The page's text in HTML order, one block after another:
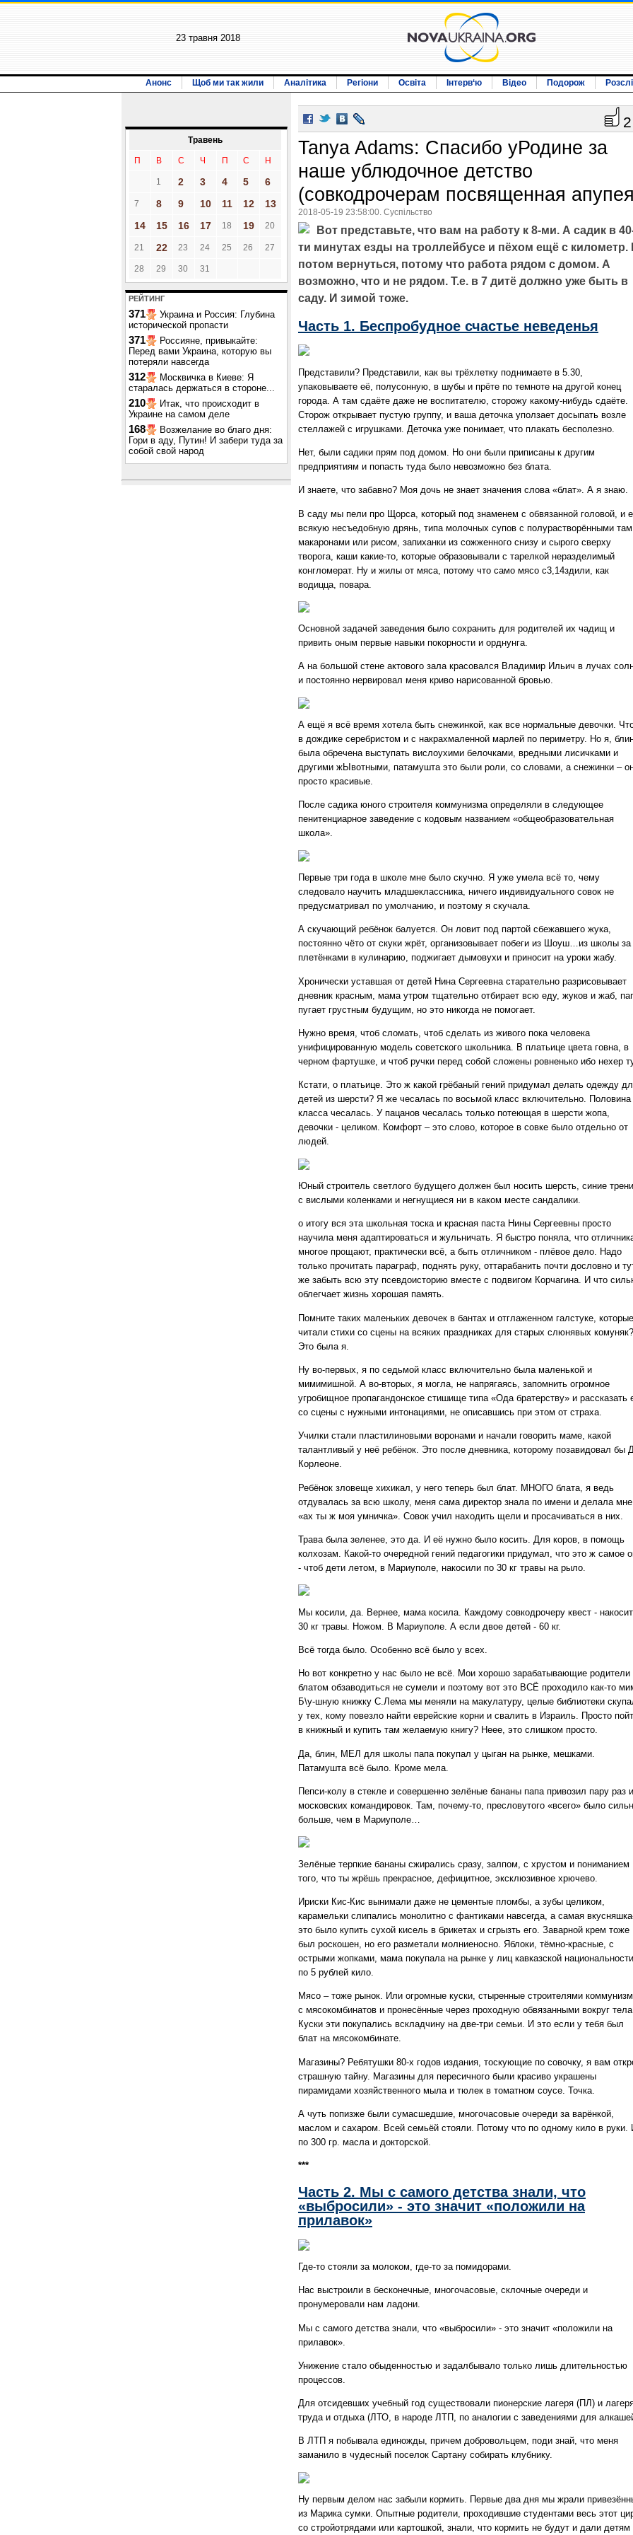
23 травня 2018
Анонс Щоб ми так жили Аналітика Регіони Освіта Інтерв‘ю Відео Подорож
Травень
П В С Ч П С Н
1 2 3 4 5 6
7 8 9 10 11 12
13
14
15 16 17 18 19 20
21 22 23 24 25 26 27
28 29 30 31
РЕЙТИНГ
371
Украина и Россия: Глубина
исторической пропасти
371
Россияне, привыкайте:
Перед вами Украина, которую вы
потеряли навсегда
312
Москвичка в Киеве: Я
старалась держаться в стороне...
210
Итак, что происходит в
Украине на самом деле
168
Возжелание во благо дня:
Гори в аду, Путин! И забери туда за
собой свой народ
2
Tanya Adams: Спасибо уРодине за
наше ублюдочное детство
(совкодрочерам посвященная
2018-05-19 23:58:00. Суспільство
Вот представьте, что вам на работу к 8-ми. А садик в
ти минутах езды на троллейбусе и пёхом ещё с километр.
потом вернуться, потому что работа рядом с домом. А
возможно, что и не рядом. Т.е. в 7 дитё должно уже быть в
саду. И зимой тоже.
Часть 1. Беспробудное счастье неведенья
Представили? Представили, как вы трёхлетку поднимаете в 5.30,
упаковываете её, полусонную, в шубы и прёте по темноте на другой конец
города. А там сдаёте даже не воспитателю, сторожу какому-нибудь сдаёте.
Сторож открывает пустую группу, и ваша деточка уползает досыпать возле
стеллажей с игрушками. Деточка уже понимает, что плакать бесполезно.
Нет, были садики прям под домом. Но они были приписаны к другим
предприятиям и попасть туда было невозможно без блата.
И знаете, что забавно? Моя дочь не знает значения слова «блат». А я знаю.
В саду мы пели про Щорса, который под знаменем с обвязанной головой, и
всякую несъедобную дрянь, типа молочных супов с полурастворёнными там
макаронами или рисом, запиханки из сожженного снизу и сырого сверху
творога, каши какие-то, которые образовывали с тарелкой неразделимый
конгломерат. Ну и жилы от мяса, потому что само мясо с3,14здили, как
водицца, повара.
Основной задачей заведения было сохранить для родителей их чадищ и
привить оным первые навыки покорности и орднунга.
А на большой стене актового зала красовался Владимир Ильич в лучах
и постоянно нервировал меня криво нарисованной бровью.
А ещё я всё время хотела быть снежинкой, как все нормальные девочки.
в дождике серебристом и с накрахмаленной марлей по периметру. Но я,
была обречена выступать вислоухими белочками, вредными лисичками и
другими жЫвотными, патамушта это были роли, со словами, а снежинки –
просто красивые.
После садика юного строителя коммунизма определяли в следующее
пенитенциарное заведение с кодовым названием «общеобразовательная
школа».
Первые три года в школе мне было скучно. Я уже умела всё то, чему
следовало научить младшеклассника, ничего индивидуального совок не
предусматривал по умолчанию, и поэтому я скучала.
А скучающий ребёнок балуется. Он ловит под партой сбежавшего жука,
постоянно чёто от скуки жрёт, организовывает побеги из Шоуш…из школы за
плетёнками в кулинарию, поджигает дымовухи и приносит на уроки жабу.
Хронически уставшая от детей Нина Сергеевна старательно разрисовывает
дневник красным, мама утром тщательно отбирает всю еду, жуков и жаб,
пугает грустным будущим, но это никогда не помогает.
Нужно время, чтоб сломать, чтоб сделать из живого пока человека
унифицированную модель советского школьника. В платьице цвета говна, в
черном фартушке, и чтоб ручки перед собой сложены ровненько ибо нехер
Кстати, о платьице. Это ж какой грёбаный гений придумал делать одежду
детей из шерсти? Я же чесалась по восьмой класс включительно. Половина
класса чесалась. У пацанов чесалась только потеющая в шерсти жопа,
девочки - целиком. Комфорт – это слово, которое в совке было отдельно от
людей.
Юный строитель светлого будущего должен был носить шерсть, синие
с вислыми коленками и негнущиеся ни в каком месте сандалики.
о итогу вся эта школьная тоска и красная паста Нины Сергеевны просто
научила меня адаптироваться и жульничать. Я быстро поняла, что
многое прощают, практически всё, а быть отличником - плёвое дело. Надо
только прочитать параграф, поднять руку, оттарабанить почти дословно и
же забыть всю эту псевдоисторию вместе с подвигом Корчагина. И что
облегчает жизнь хорошая память.
Помните таких маленьких девочек в бантах и отглаженном галстуке, которые
читали стихи со сцены на всяких праздниках для старых слюнявых комуняк?
Это была я.
Ну во-первых, я по седьмой класс включительно была маленькой и
мимимишной. А во-вторых, я могла, не напрягаясь, запомнить огромное
угробищное пропагандонское стишище типа «Ода братерству» и рассказать
со сцены с нужными интонациями, не описавшись при этом от страха.
Училки стали пластилиновыми воронами и начали говорить маме, какой
талантливый у неё ребёнок. Это после дневника, которому позавидовал бы
Корлеоне.
Ребёнок зловеще хихикал, у него теперь был блат. МНОГО блата, я ведь
отдувалась за всю школу, меня сама директор знала по имени и делала мне
«ах ты ж моя умничка». Совок учил находить щели и просачиваться в них.
Трава была зеленее, это да. И её нужно было косить. Для коров, в помощь
колхозам. Какой-то очередной гений педагогики придумал, что это ж самое
- чтоб дети летом, в Мариуполе, накосили по 30 кг травы на рыло.
Мы косили, да. Вернее, мама косила. Каждому совкодрочеру квест -
30 кг травы. Ножом. В Мариуполе. А если двое детей - 60 кг.
Всё тогда было. Особенно всё было у всех.
Но вот конкретно у нас было не всё. Мои хорошо зарабатывающие родители
блатом обзаводиться не сумели и поэтому вот это ВСЁ проходило как-то
Б\у-шную книжку С.Лема мы меняли на макулатуру, целые библиотеки
у тех, кому повезло найти еврейские корни и свалить в Израиль. Просто
в книжный и купить там желаемую книгу? Неее, это слишком просто.
Да, блин, МЕЛ для школы папа покупал у цыган на рынке, мешками.
Патамушта всё было. Кроме мела.
Пепси-колу в стекле и совершенно зелёные бананы папа привозил пару раз
московских командировок. Там, почему-то, пресловутого «всего» было
больше, чем в Мариуполе…
Зелёные терпкие бананы сжирались сразу, залпом, с хрустом и пониманием
того, что ты жрёшь прекрасное, дефицитное, эксклюзивное хрючево.
Ириски Кис-Кис вынимали даже не цементые пломбы, а зубы целиком,
карамельки слипались монолитно с фантиками навсегда, а самая
это было купить сухой кисель в брикетах и сгрызть его. Заварной крем тоже
был роскошен, но его разметали молниеносно. Яблоки, тёмно-красные, с
острыми жопками, мама покупала на рынке у лиц кавказской
по 5 рублей кило.
Мясо – тоже рынок. Или огромные куски, стыренные строителями
с мясокомбинатов и пронесённые через проходную обвязанными вокруг
Куски эти покупались вскладчину на две-три семьи. И это если у тебя был
блат на мясокомбинате.
Магазины? Ребятушки 80-х годов издания, тоскующие по совочку, я вам
страшную тайну. Магазины для пересичного были красиво украшены
пирамидами хозяйственного мыла и тюлек в томатном соусе. Точка.
А чуть попизже были сумасшедшие, многочасовые очереди за варёнкой,
маслом и сахаром. Всей семьёй стояли. Потому что по одному кило в руки.
по 300 гр. масла и докторской.
***
Часть 2. Мы с самого детства знали, что
«выбросили» - это значит «положили на
прилавок»
Где-то стояли за молоком, где-то за помидорами.
Нас выстроили в бесконечные, многочасовые, склочные очереди и
пронумеровали нам ладони.
Мы с самого детства знали, что «выбросили» - это значит «положили на
прилавок».
Унижение стало обыденностью и задалбывало только лишь длительностью
процессов.
Для отсидевших учебный год существовали пионерские лагеря (ПЛ) и
труда и отдыха (ЛТО, в народе ЛТП, по аналогии с заведениями для
В ЛТП я побывала единожды, причем добровольцем, поди знай, что меня
заманило в чудесный поселок Сартану собирать клубнику.
Ну первым делом нас забыли кормить. Первые два дня мы жрали
из Марика сумки. Опытные родители, проходившие студентами весь этот
со стройотрядами или картошкой, знали, что кормить не будут и дали детям